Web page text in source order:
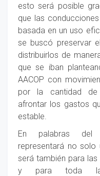
esto será posible
que las
basada en un uso
se buscó preservar
distribuirlos de
que se iban
AACOP con
por la cantidad de
afrontar los gastos
estable.
En palabras del
representará no
será también para las
y para toda la